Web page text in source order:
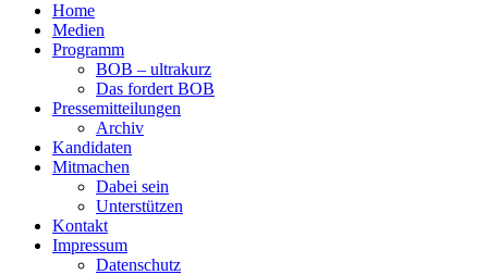
Home
Medien
Programm
BOB – ultrakurz
Das fordert BOB
Pressemitteilungen
Archiv
Kandidaten
Mitmachen
Dabei sein
Unterstützen
Kontakt
Impressum
Datenschutz